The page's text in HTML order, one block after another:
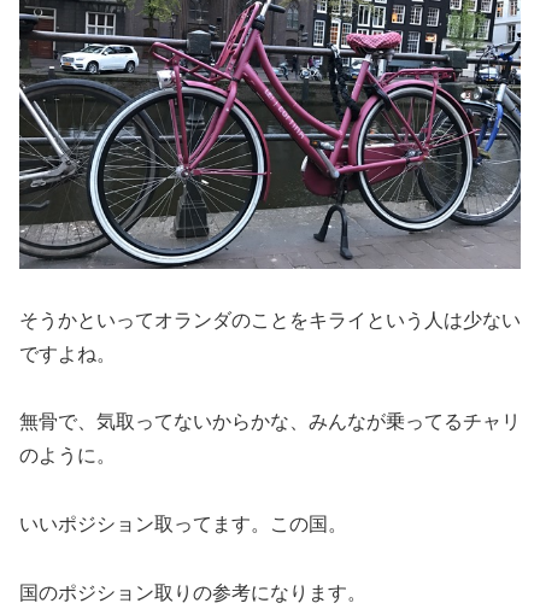
そうかといってオランダのことをキライという人は少ない
ですよね。
無骨で、気取ってないからかな、みんなが乗ってるチャリ
のように。
いいポジション取ってます。この国。
国のポジション取りの参考になります。